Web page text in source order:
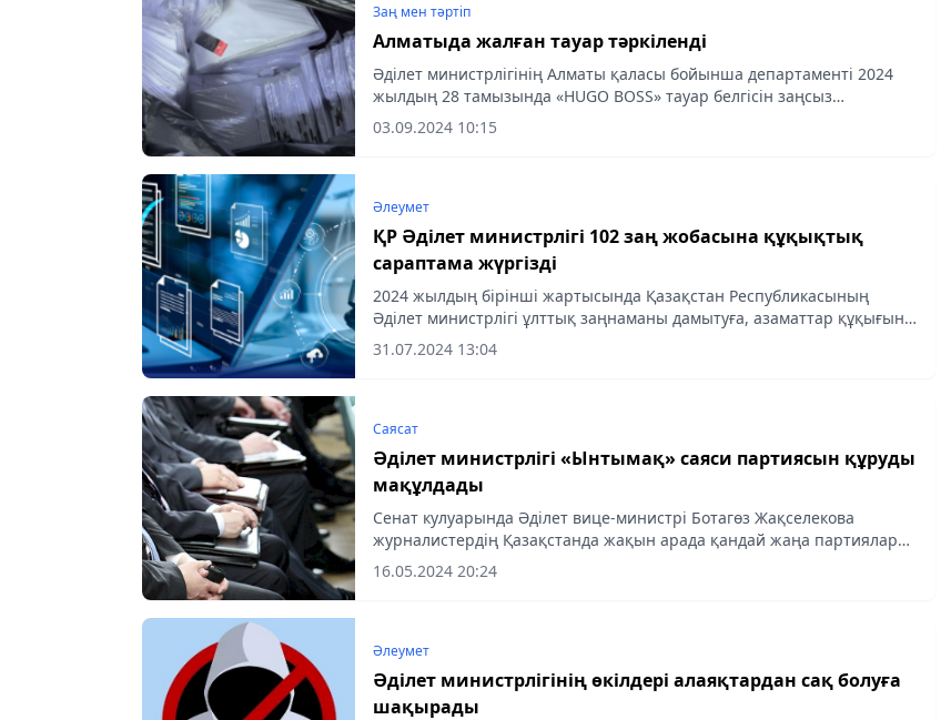
Заң мен тəртіп
Алматыда жалған тауар тәркіленді
Әділет министрлігінің Алматы қаласы бойынша департаменті 2024
жылдың 28 тамызында «HUGO BOSS» тауар белгісін заңсыз
пайдаланған контрафактілік өнімдерді анықтады, деп хабарлайды...
03.09.2024 10:15
Әлеумет
ҚР Әділет министрлігі 102 заң жобасына құқықтық
сараптама жүргізді
2024 жылдың бірінші жартысында Қазақстан Республикасының
Әділет министрлігі ұлттық заңнаманы дамытуға, азаматтар құқығын
қорғауға, халықаралық ынтымақтастықты нығайтуға, сондай-ақ
мемлекеттік...
31.07.2024 13:04
Саясат
Әділет министрлігі «Ынтымақ» саяси партиясын құруды
мақұлдады
Сенат кулуарында Әділет вице-министрі Ботагөз Жақселекова
журналистердің Қазақстанда жақын арада қандай жаңа партиялар
пайда болуы мүмкін екендігі туралы сұрақтарына жауап берді
16.05.2024 20:24
Әлеумет
Әділет министрлігінің өкілдері алаяқтардан сақ болуға
шақырады